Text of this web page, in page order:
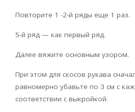
Повторите 1 -2-й ряды еще 1 раз.
5-й ряд — как первый ряд.
Далее вяжите основным узором.
При этом для скосов рукава
равномерно убавьте по 3 см с
соответствии с выкройкой.